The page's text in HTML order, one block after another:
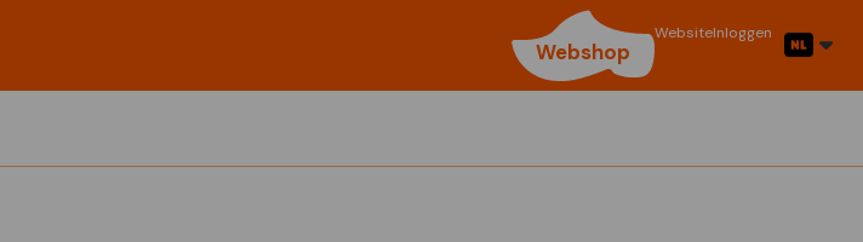
Webshop
WebsiteInloggen